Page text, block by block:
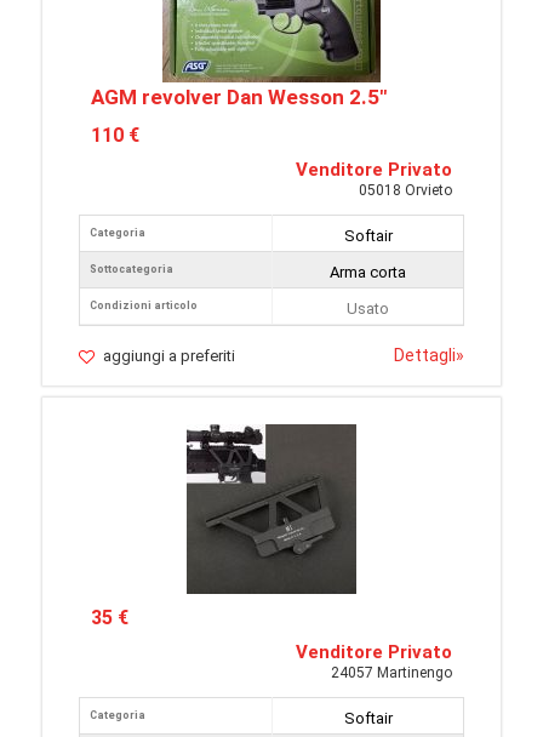
AGM revolver Dan Wesson 2.5"
110 €
Venditore Privato
05018 Orvieto
Categoria
Sottocategoria
Condizioni articolo
Softair
Arma corta
Usato
aggiungi a preferiti Dettagli»
35 €
Venditore Privato
24057 Martinengo
Categoria
Softair